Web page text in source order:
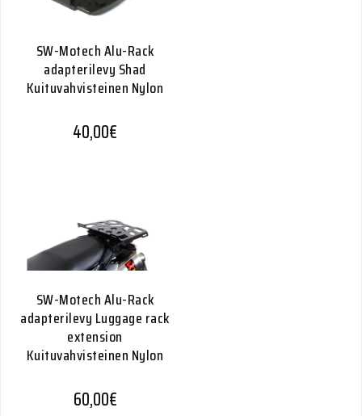
SW-Motech Alu-Rack
adapterilevy Shad
Kuituvahvisteinen Nylon
40,00€
SW-Motech Alu-Rack
adapterilevy Luggage rack
extension
Kuituvahvisteinen Nylon
60,00€